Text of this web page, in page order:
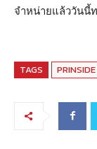
จำหน่ายแล้ววันนี้
TAGS PRINSIDE